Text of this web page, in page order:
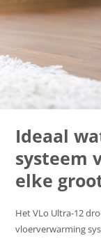
Ideaal
systeem
elke
Het VLo Ultra-12
vloerverwarming